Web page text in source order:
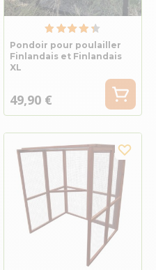
Pondoir pour poulailler
Finlandais et Finlandais
XL
49,90 €